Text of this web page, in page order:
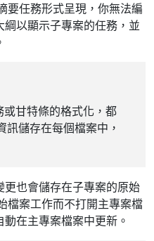
要任務形式呈現，你無法編
以顯示子專案的任務，並
甘特條的格式化，都
訊儲存在每個檔案中，
也會儲存在子專案的原始
檔案工作而不打開主專案檔
在主專案檔案中更新。